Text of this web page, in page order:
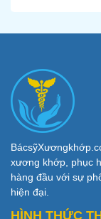
xương khớp, phục
hàng đầu với sự
hiện đại.
HÌNH THỨC